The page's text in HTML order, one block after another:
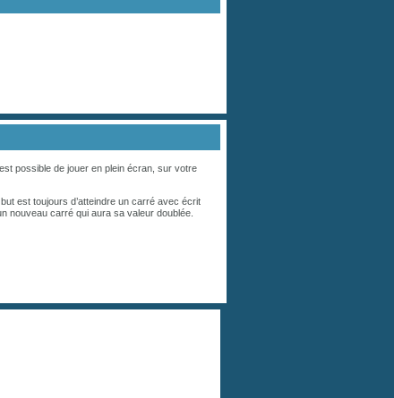
est possible de jouer en plein écran, sur votre
est toujours d’atteindre un carré avec écrit
nouveau carré qui aura sa valeur doublée.